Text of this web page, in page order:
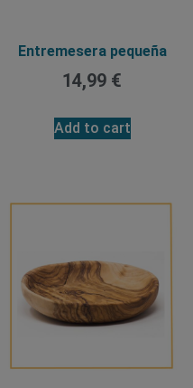
Entremesera pequeña
14,99 €
Add to cart